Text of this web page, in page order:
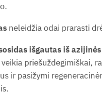
neleidžia odai prarasti
išgautas iš azijinės
veikia priešuždegimiškai,
ir pasižymi